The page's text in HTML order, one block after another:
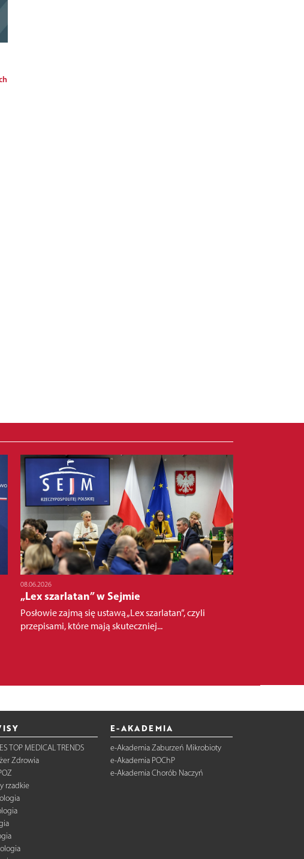
08.06.2026
„Lex szarlatan” w Sejmie
Posłowie zajmą się ustawą „Lex szarlatan”, czyli
przepisami, które mają skuteczniej...
TOP MEDICAL TRENDS
Zdrowia
rzadkie
E-AKADEMIA
e-Akademia Zaburzeń Mikrobioty
e-Akademia POChP
e-Akademia Chorób Naczyń